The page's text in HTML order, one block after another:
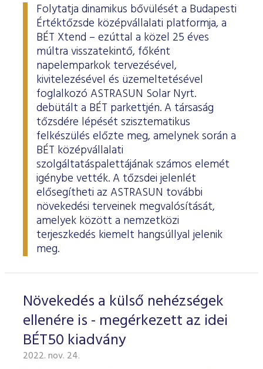
Folytatja dinamikus bővülését a Budapesti
Értéktőzsde középvállalati platformja, a
BÉT Xtend – ezúttal a közel 25 éves
múltra visszatekintő, főként
napelemparkok tervezésével,
kivitelezésével és üzemeltetésével
foglalkozó ASTRASUN Solar Nyrt.
debütált a BÉT parkettjén. A társaság
tőzsdére lépését szisztematikus
felkészülés előzte meg, amelynek során a
BÉT középvállalati
szolgáltatáspalettájának számos elemét
igénybe vették. A tőzsdei jelenlét
elősegítheti az ASTRASUN további
növekedési terveinek megvalósítását,
amelyek között a nemzetközi
terjeszkedés kiemelt hangsúllyal jelenik
meg.
Növekedés a külső nehézségek
ellenére is - megérkezett az idei
BÉT50 kiadvány
2022. nov. 24.